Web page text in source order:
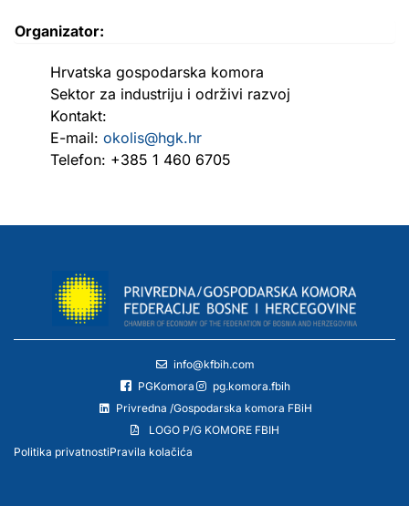
Organizator:
Hrvatska gospodarska komora
Sektor za industriju i održivi razvoj
Kontakt:
E-mail: okolis@hgk.hr
Telefon: +385 1 460 6705
info@kfbih.com
PGKomora
pg.komora.fbih
Privredna /Gospodarska komora FBiH
LOGO P/G KOMORE FBIH
Politika privatnostiPravila kolačića